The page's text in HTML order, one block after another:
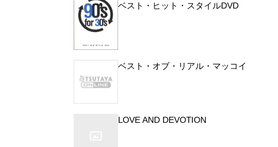
ベスト・ヒット・スタイルDVD
ベスト・オブ・リアル・マッコイ
LOVE AND DEVOTION